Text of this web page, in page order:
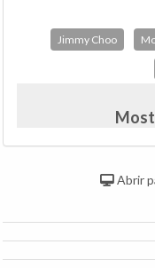
Jimmy Choo
Abrir